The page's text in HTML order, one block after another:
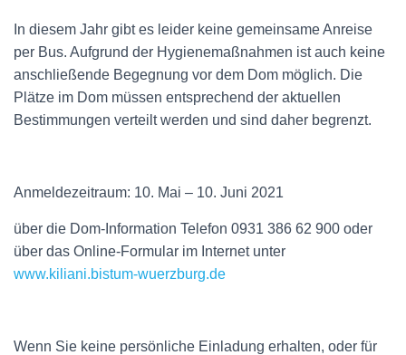
In diesem Jahr gibt es leider keine gemeinsame Anreise
per Bus. Aufgrund der Hygienemaßnahmen ist auch keine
anschließende Begegnung vor dem Dom möglich. Die
Plätze im Dom müssen entsprechend der aktuellen
Bestimmungen verteilt werden und sind daher begrenzt.
Anmeldezeitraum: 10. Mai – 10. Juni 2021
über die Dom-Information Telefon 0931 386 62 900 oder
über das Online-Formular im Internet unter
www.kiliani.bistum-wuerzburg.de
Wenn Sie keine persönliche Einladung erhalten, oder für